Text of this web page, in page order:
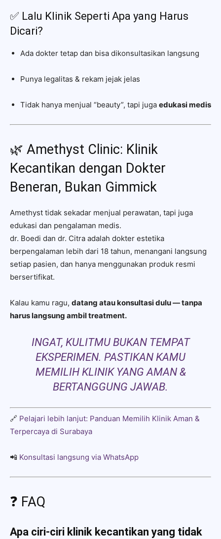
✅ Lalu Klinik Seperti Apa yang Harus
Dicari?
Ada dokter tetap dan bisa dikonsultasikan langsung
Punya legalitas & rekam jejak jelas
Tidak hanya menjual “beauty”, tapi juga edukasi medis
🌿 Amethyst Clinic: Klinik
Kecantikan dengan Dokter
Beneran, Bukan Gimmick
Amethyst tidak sekadar menjual perawatan, tapi juga
edukasi dan pengalaman medis.
dr. Boedi dan dr. Citra adalah dokter estetika
berpengalaman lebih dari 18 tahun, menangani langsung
setiap pasien, dan hanya menggunakan produk resmi
bersertifikat.
Kalau kamu ragu, datang atau konsultasi dulu — tanpa
harus langsung ambil treatment.
INGAT, KULITMU BUKAN TEMPAT
EKSPERIMEN. PASTIKAN KAMU
MEMILIH KLINIK YANG AMAN &
BERTANGGUNG JAWAB.
🔗 Pelajari lebih lanjut: Panduan Memilih Klinik Aman &
Terpercaya di Surabaya
📲 Konsultasi langsung via WhatsApp
❓ FAQ
Apa ciri-ciri klinik kecantikan yang tidak